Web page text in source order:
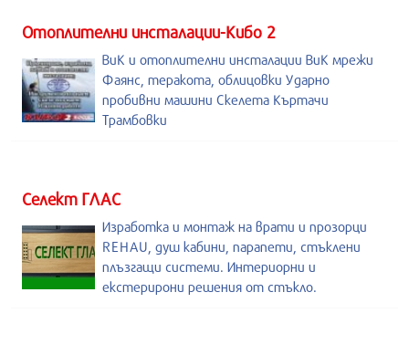
Отоплителни инсталации-Кибо 2
ВиК и отоплителни инсталации ВиК мрежи
Фаянс, теракота, облицовки Ударно
пробивни машини Скелета Къртачи
Трамбовки
Селект ГЛАС
Изработка и монтаж на врати и прозорци
REHAU, душ кабини, парапети, стъклени
плъзгащи системи. Интериорни и
екстерирони решения от стъкло.